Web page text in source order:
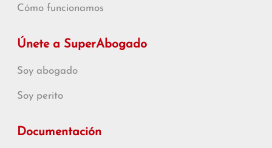
Cómo funcionamos
Únete a SuperAbogado
Soy abogado
Soy perito
Documentación